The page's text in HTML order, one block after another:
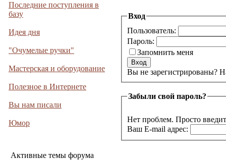
Последние поступления в
базу
Идея дня
"Очумелые ручки"
Мастерская и оборудование
Полезное в Интернете
Вы нам писали
Юмор
Активные темы форума
Вход
Пользователь:
Пароль:
Запомнить меня
Вы не
Забыли свой пароль?
Нет проблем. Просто
Ваш E-mail адрес: